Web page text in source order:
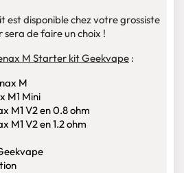
est disponible chez votre grossiste
sera de faire un choix !
M Starter kit Geekvape :
M
M1 Mini
M1 V2 en 0.8 ohm
M1 V2 en 1.2 ohm